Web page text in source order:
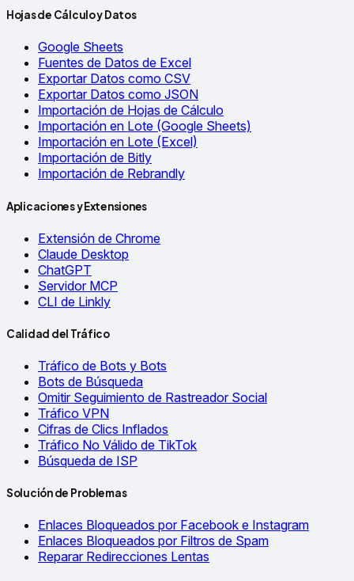
Hojas de Cálculo y Datos
Google Sheets
Fuentes de Datos de Excel
Exportar Datos como CSV
Exportar Datos como JSON
Importación de Hojas de Cálculo
Importación en Lote (Google Sheets)
Importación en Lote (Excel)
Importación de Bitly
Importación de Rebrandly
Aplicaciones y Extensiones
Extensión de Chrome
Claude Desktop
ChatGPT
Servidor MCP
CLI de Linkly
Calidad del Tráfico
Tráfico de Bots y Bots
Bots de Búsqueda
Omitir Seguimiento de Rastreador Social
Tráfico VPN
Cifras de Clics Inflados
Tráfico No Válido de TikTok
Búsqueda de ISP
Solución de Problemas
Enlaces Bloqueados por Facebook e Instagram
Enlaces Bloqueados por Filtros de Spam
Reparar Redirecciones Lentas